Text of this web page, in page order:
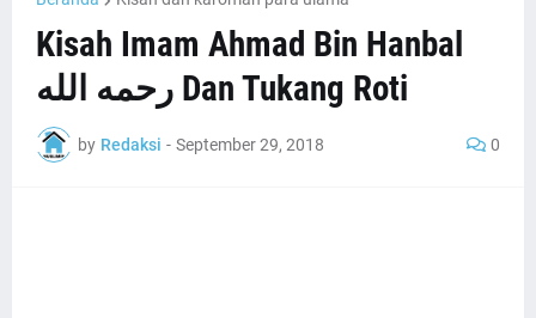
Kisah Imam Ahmad Bin Hanbal
رحمه الله‎ Dan Tukang Roti
by Redaksi - September 29, 2018 0